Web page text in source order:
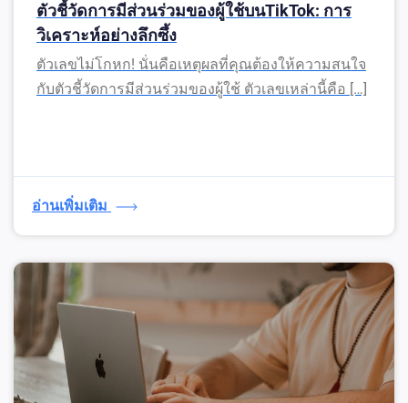
ตัวชี้วัดการมีส่วนร่วมของผู้ใช้บนTikTok: การ
วิเคราะห์อย่างลึกซึ้ง
ตัวเลขไม่โกหก! นั่นคือเหตุผลที่คุณต้องให้ความสนใจ
กับตัวชี้วัดการมีส่วนร่วมของผู้ใช้ ตัวเลขเหล่านี้คือ […]
อ่านเพิ่มเติม